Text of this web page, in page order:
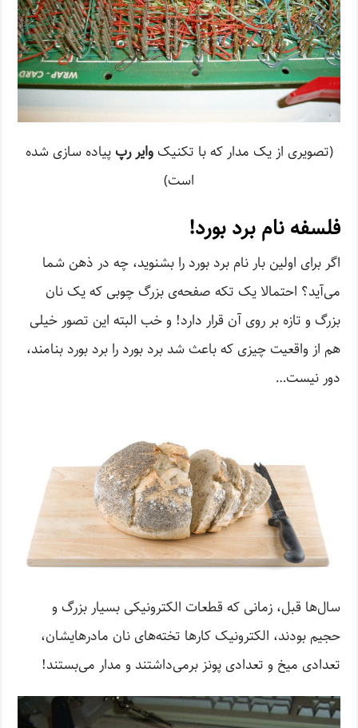
(تصویری از یک مدار که با تکنیکوایر رپ پیاده سازی شده
است)
فلسفه نام برد بورد!
اگر برای اولین بار نام برد بورد را بشنوید، چه در ذهن شما
می‌آید؟ احتمالا یک تکه صفحه‌ی بزرگ چوبی که یک نان
بزرگ و تازه بر روی آن قرار دارد! و خب البته این تصور خیلی
هم از واقعیت چیزی که باعث شد برد بورد را برد بورد بنامند،
دور نیست…
سال‌ها قبل، زمانی که قطعات الکترونیکی بسیار بزرگ و
حجیم بودند، الکترونیک کارها تخته‌های نان مادرهایشان،
تعدادی میخ و تعدادی پونز برمی‌داشتند و مدار می‌بستند!